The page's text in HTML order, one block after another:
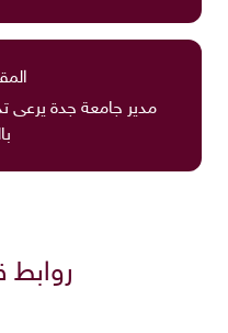
مدير جامعة جدة يرعى